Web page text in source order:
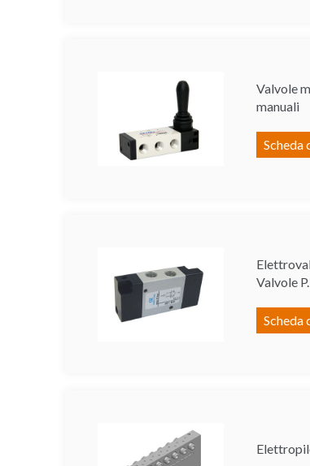
Valvole
manuali
Scheda
Valvole
Scheda